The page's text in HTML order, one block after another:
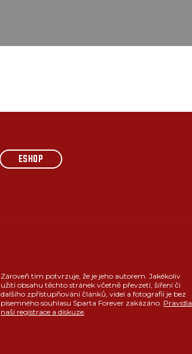
ESHOP
Zároveň tím potvrzuje, že je jeho autorem. Jakékoliv
užití obsahu těchto stránek včetně převzetí, šíření či
dalšího zpřístupňování článků, videí a fotografií je bez
písemného souhlasu Sparta Forever zakázáno. Pravidla
naší registrace a diskuze.